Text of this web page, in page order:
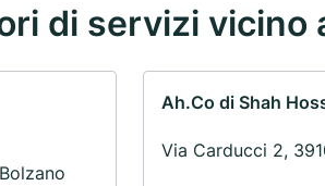
di servizi vicino
Ah.Co di Shah
Via Carducci 2,